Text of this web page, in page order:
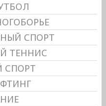
СПОРТ
ТЕННИС
СПОРТ